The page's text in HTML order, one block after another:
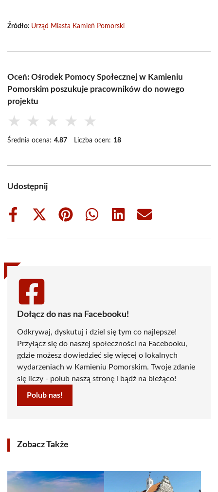
Źródło: Urząd Miasta Kamień Pomorski
Oceń: Ośrodek Pomocy Społecznej w Kamieniu
Pomorskim poszukuje pracowników do nowego
projektu
★ ★ ★ ★ ★
Średnia ocena: 4.87 Liczba ocen: 18
Udostępnij
Share
Share
(Twitter)
Share
Share
Share
Share
Dołącz do nas na Facebooku!
Odkrywaj, dyskutuj i dziel się tym co najlepsze!
Przyłącz się do naszej społeczności na Facebooku,
gdzie możesz dowiedzieć się więcej o lokalnych
wydarzeniach w Kamieniu Pomorskim. Twoje zdanie
się liczy - polub naszą stronę i bądź na bieżąco!
Polub nas!
Zobacz Także